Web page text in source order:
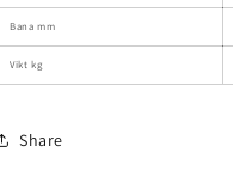
Bana mm
Vikt kg
Share